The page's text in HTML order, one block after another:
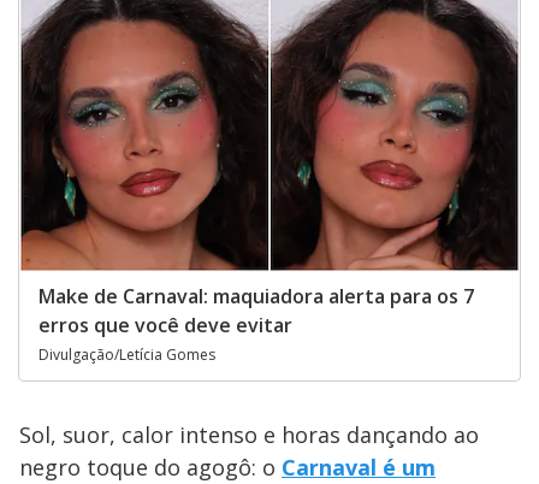
Make de Carnaval: maquiadora alerta para os 7
erros que você deve evitar
Divulgação/Letícia Gomes
Sol, suor, calor intenso e horas dançando ao
negro toque do agogô: o Carnaval é um